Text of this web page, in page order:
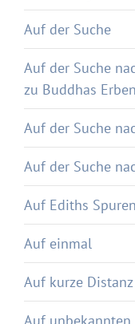
Auf der Suche
Auf der Suche
zu Buddhas Erben
Auf der Suche
Auf der Suche
Auf Ediths Spuren
Auf einmal
Auf kurze Distanz